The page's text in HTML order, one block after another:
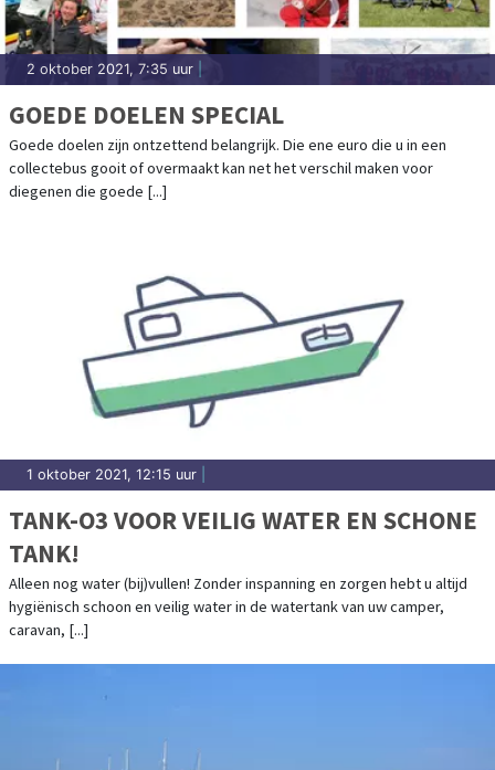
2 oktober 2021, 7:35 uur
GOEDE DOELEN SPECIAL
Goede doelen zijn ontzettend belangrijk. Die ene euro die u in een
collectebus gooit of overmaakt kan net het verschil maken voor
diegenen die goede [...]
1 oktober 2021, 12:15 uur
TANK-O3 VOOR VEILIG WATER EN SCHONE
TANK!
Alleen nog water (bij)vullen! Zonder inspanning en zorgen hebt u altijd
hygiënisch schoon en veilig water in de watertank van uw camper,
caravan, [...]